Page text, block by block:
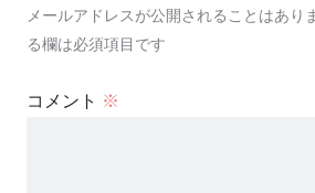
メールアドレスが公開されることはあり
る欄は必須項目です
コメント ※